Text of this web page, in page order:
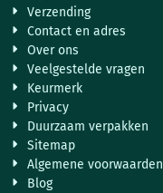
Verzending
Contact en adres
Over ons
Veelgestelde vragen
Keurmerk
Privacy
Duurzaam verpakken
Sitemap
Algemene voorwaarden
Blog